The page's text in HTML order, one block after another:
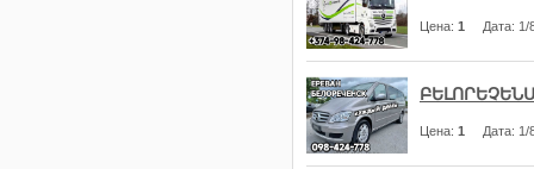
Цена: 1 Дата:
Цена: 1 Дата: